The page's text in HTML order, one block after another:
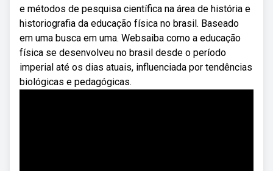
e métodos de pesquisa científica na área de história e
historiografia da educação física no brasil. Baseado
em uma busca em uma. Websaiba como a educação
física se desenvolveu no brasil desde o período
imperial até os dias atuais, influenciada por tendências
biológicas e pedagógicas.